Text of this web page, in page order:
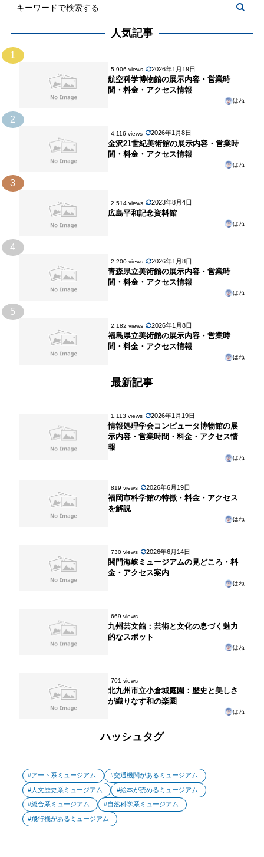
人気記事
1
5,906 views 2026年1月19日
航空科学博物館の展示内容・営業時
間・料金・アクセス情報
はね
2
4,116 views 2026年1月8日
金沢21世紀美術館の展示内容・営業時
間・料金・アクセス情報
はね
3
2,514 views 2023年8月4日
広島平和記念資料館
はね
4
2,200 views 2026年1月8日
青森県立美術館の展示内容・営業時
間・料金・アクセス情報
はね
5
2,182 views 2026年1月8日
福島県立美術館の展示内容・営業時
間・料金・アクセス情報
はね
最新記事
1,113 views 2026年1月19日
情報処理学会コンピュータ博物館の展
示内容・営業時間・料金・アクセス情
報
はね
819 views 2026年6月19日
福岡市科学館の特徴・料金・アクセス
を解説
はね
730 views 2026年6月14日
関門海峡ミュージアムの見どころ・料
金・アクセス案内
はね
669 views
九州芸文館：芸術と文化の息づく魅力
的なスポット
はね
701 views
北九州市立小倉城庭園：歴史と美しさ
が織りなす和の楽園
はね
ハッシュタグ
アート系ミュージアム 交通機関があるミュージアム
人文歴史系ミュージアム 絵本が読めるミュージアム
総合系ミュージアム 自然科学系ミュージアム
飛行機があるミュージアム